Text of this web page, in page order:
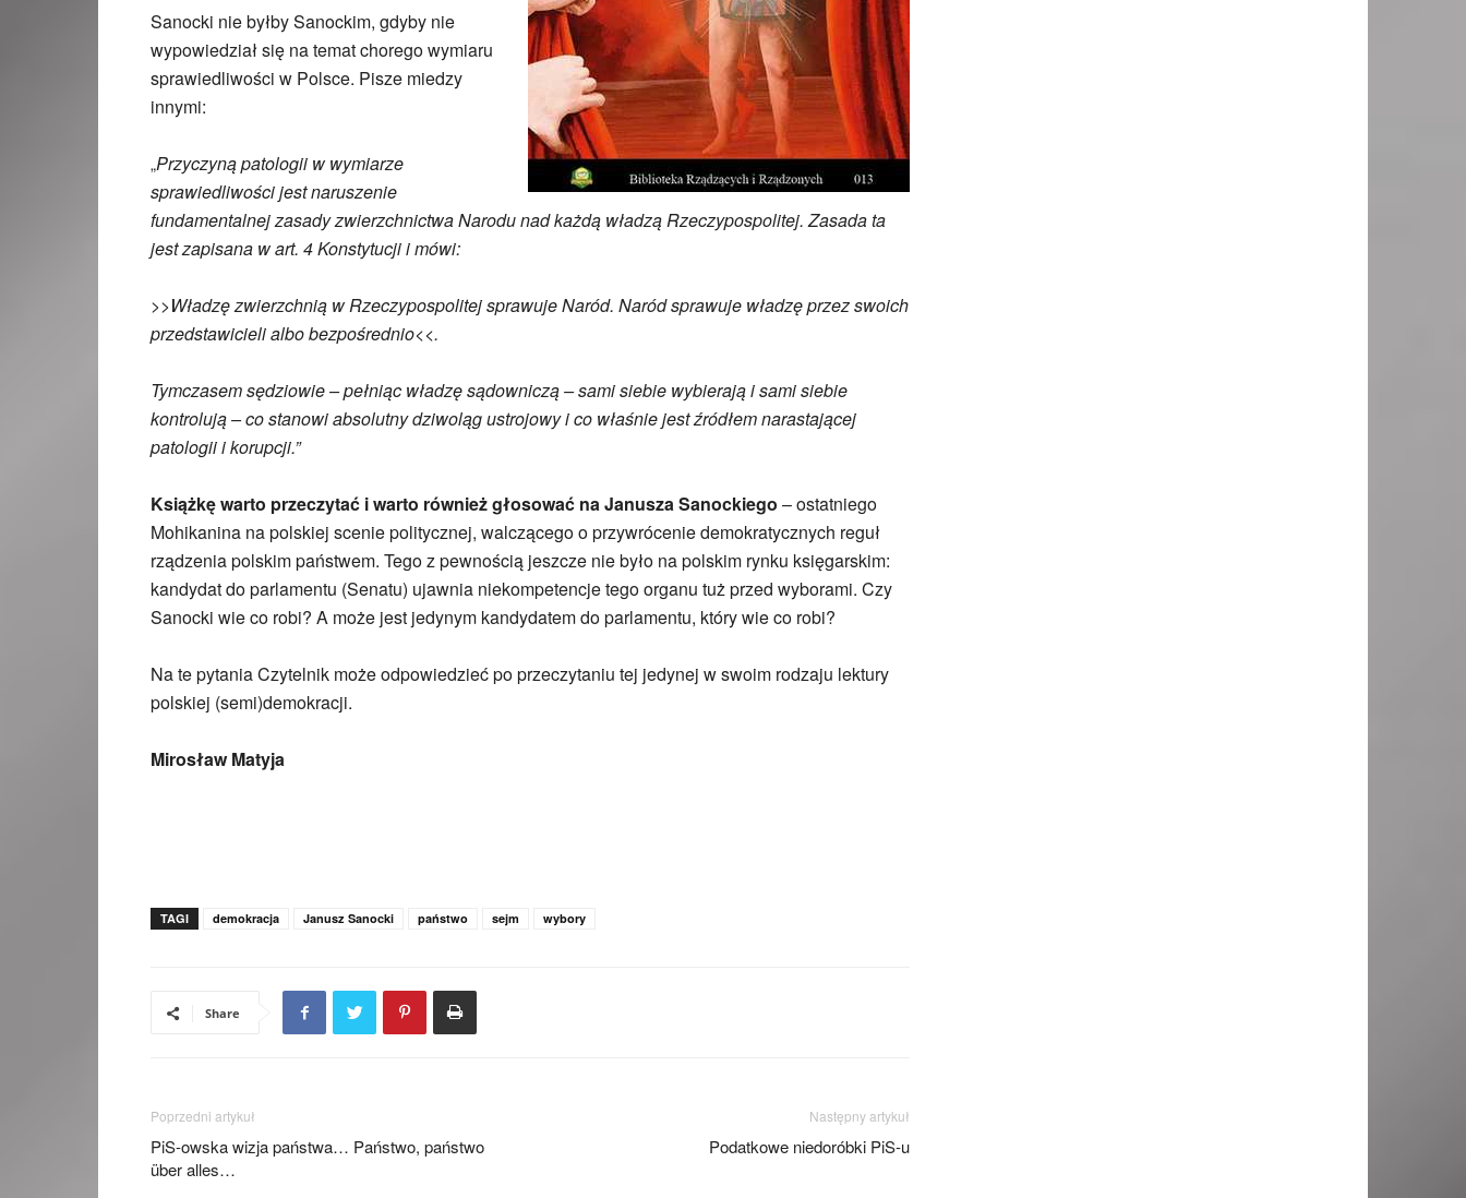
Sanocki nie byłby Sanockim, gdyby nie
wypowiedział się na temat chorego wymiaru
sprawiedliwości w Polsce. Pisze miedzy
innymi:
„Przyczyną patologii w wymiarze
sprawiedliwości jest naruszenie
fundamentalnej zasady zwierzchnictwa Narodu nad każdą władzą Rzeczypospolitej. Zasada ta
jest zapisana w art. 4 Konstytucji i mówi:
>>Władzę zwierzchnią w Rzeczypospolitej sprawuje Naród. Naród sprawuje władzę przez swoich
przedstawicieli albo bezpośrednio<<.
Tymczasem sędziowie – pełniąc władzę sądowniczą – sami siebie wybierają i sami siebie
kontrolują – co stanowi absolutny dziwoląg ustrojowy i co właśnie jest źródłem narastającej
patologii i korupcji.”
Książkę warto przeczytać i warto również głosować na Janusza Sanockiego – ostatniego
Mohikanina na polskiej scenie politycznej, walczącego o przywrócenie demokratycznych reguł
rządzenia polskim państwem. Tego z pewnością jeszcze nie było na polskim rynku księgarskim:
kandydat do parlamentu (Senatu) ujawnia niekompetencje tego organu tuż przed wyborami. Czy
Sanocki wie co robi? A może jest jedynym kandydatem do parlamentu, który wie co robi?
Na te pytania Czytelnik może odpowiedzieć po przeczytaniu tej jedynej w swoim rodzaju lektury
polskiej (semi)demokracji.
Mirosław Matyja
TAGI demokracja Janusz Sanocki państwo sejm wybory
Share
Poprzedni artykuł
PiS-owska wizja państwa… Państwo, państwo
über alles…
Następny artykuł
Podatkowe niedoróbki PiS-u